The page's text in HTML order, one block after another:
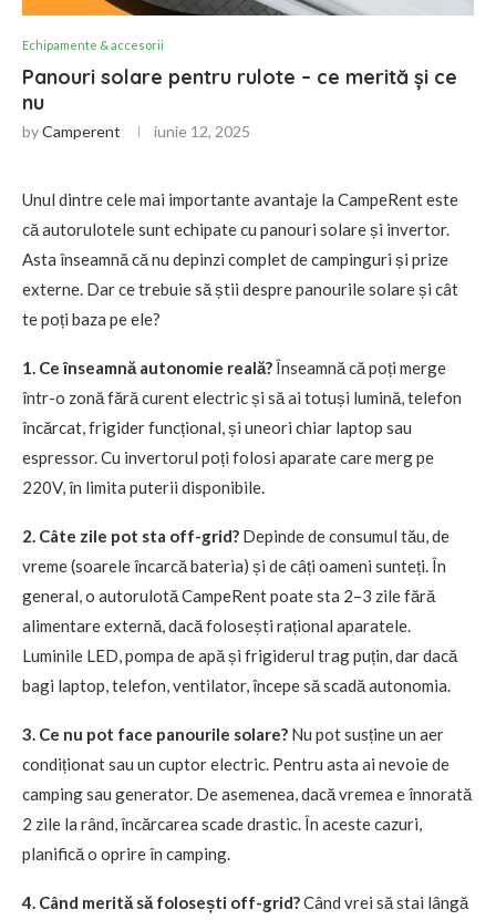
Echipamente & accesorii
Panouri solare pentru rulote – ce merită și ce
nu
byCamperent iunie 12, 2025
Unul dintre cele mai importante avantaje la CampeRent este
că autorulotele sunt echipate cu panouri solare și invertor.
Asta înseamnă că nu depinzi complet de campinguri și prize
externe. Dar ce trebuie să știi despre panourile solare și cât
te poți baza pe ele?
1. Ce înseamnă autonomie reală?Înseamnă că poți merge
într-o zonă fără curent electric și să ai totuși lumină, telefon
încărcat, frigider funcțional, și uneori chiar laptop sau
espressor. Cu invertorul poți folosi aparate care merg pe
220V, în limita puterii disponibile.
2. Câte zile pot sta off-grid? Depinde de consumul tău, de
vreme (soarele încarcă bateria) și de câți oameni sunteți. În
general, o autorulotă CampeRent poate sta 2–3 zile fără
alimentare externă, dacă folosești rațional aparatele.
Luminile LED, pompa de apă și frigiderul trag puțin, dar dacă
bagi laptop, telefon, ventilator, începe să scadă autonomia.
3. Ce nu pot face panourile solare? Nu pot susține un aer
condiționat sau un cuptor electric. Pentru asta ai nevoie de
camping sau generator. De asemenea, dacă vremea e înnorată
2 zile la rând, încărcarea scade drastic. În aceste cazuri,
planifică o oprire în camping.
4. Când merită să folosești off-grid?Când vrei să stai lângă